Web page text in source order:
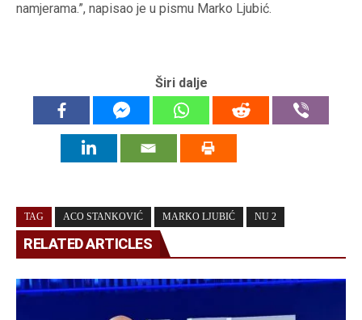
namjerama.”, napisao je u pismu Marko Ljubić.
Širi dalje
TAG ACO STANKOVIĆ MARKO LJUBIĆ NU 2
RELATED ARTICLES